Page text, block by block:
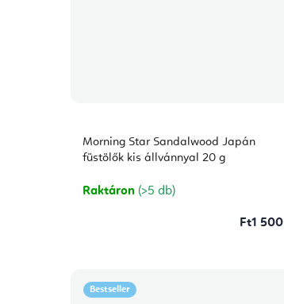
Morning Star Sandalwood Japán
füstölők kis állvánnyal 20 g
Raktáron (>5 db)
Ft1 500
Bestseller